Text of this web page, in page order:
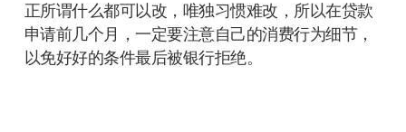
正所谓什么都可以改，唯独习惯难改，所以在贷款
申请前几个月，一定要注意自己的消费行为细节，
以免好好的条件最后被银行拒绝。